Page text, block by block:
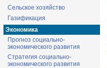
Сельское хозяйство
Газификация
Экономика
Прогноз социально-
экономического развития
Стратегия социально-
экономического развития